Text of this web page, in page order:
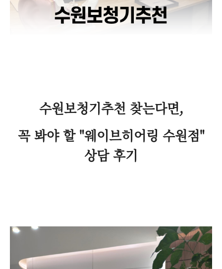
수원보청기추천 찾는다면,
꼭 봐야 할 "웨이브히어링 수원점"
상담 후기